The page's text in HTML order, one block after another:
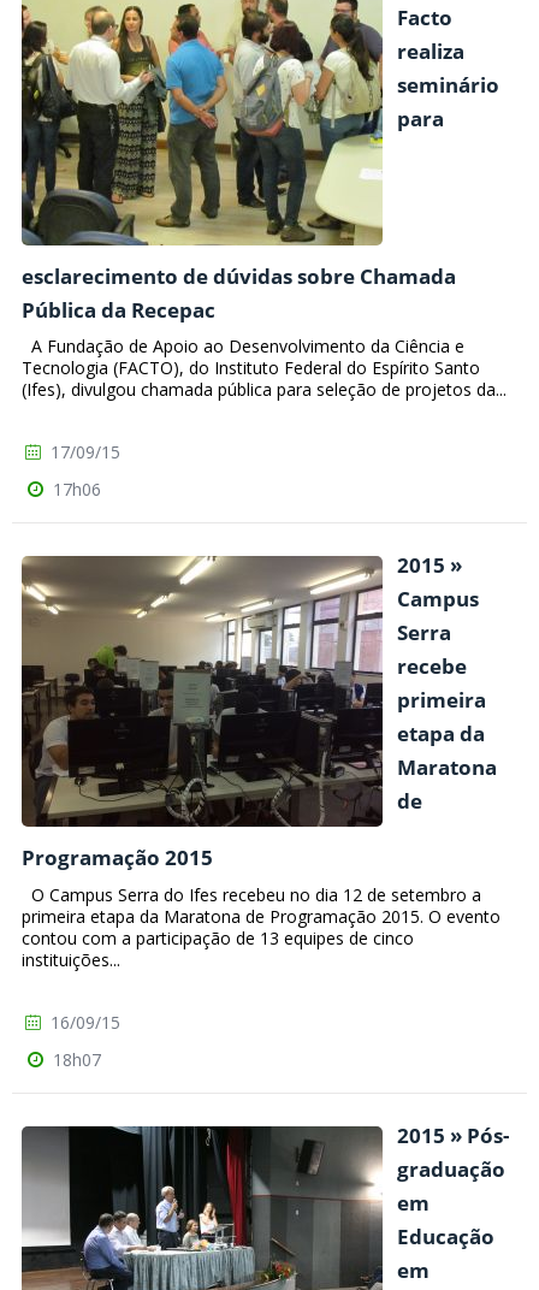
Facto
realiza
seminário
para
esclarecimento de dúvidas sobre Chamada
Pública da Recepac
A Fundação de Apoio ao Desenvolvimento da Ciência e
Tecnologia (FACTO), do Instituto Federal do Espírito Santo
(Ifes), divulgou chamada pública para seleção de projetos da...
17/09/15
17h06
2015 »
Campus
Serra
recebe
primeira
etapa da
Maratona
de
Programação 2015
O Campus Serra do Ifes recebeu no dia 12 de setembro a
primeira etapa da Maratona de Programação 2015. O evento
contou com a participação de 13 equipes de cinco
instituições...
16/09/15
18h07
2015 » Pós-
graduação
em
Educação
em